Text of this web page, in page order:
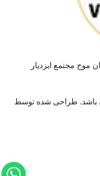
موج مجتمع ایزدیار
طراحی شده توسط